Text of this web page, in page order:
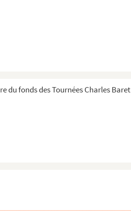
du fonds des Tournées Charles Baret